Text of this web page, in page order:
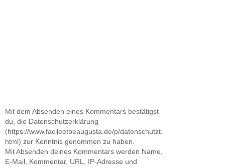
Mit dem Absenden eines Kommentars bestätigst
du, die Datenschutzerklärung
(https://www.facileetbeaugusta.de/p/datenschutzt.
html) zur Kenntnis genommen zu haben.
Mit Absenden deines Kommentars werden Name,
E-Mail, Kommentar, URL, IP-Adresse und